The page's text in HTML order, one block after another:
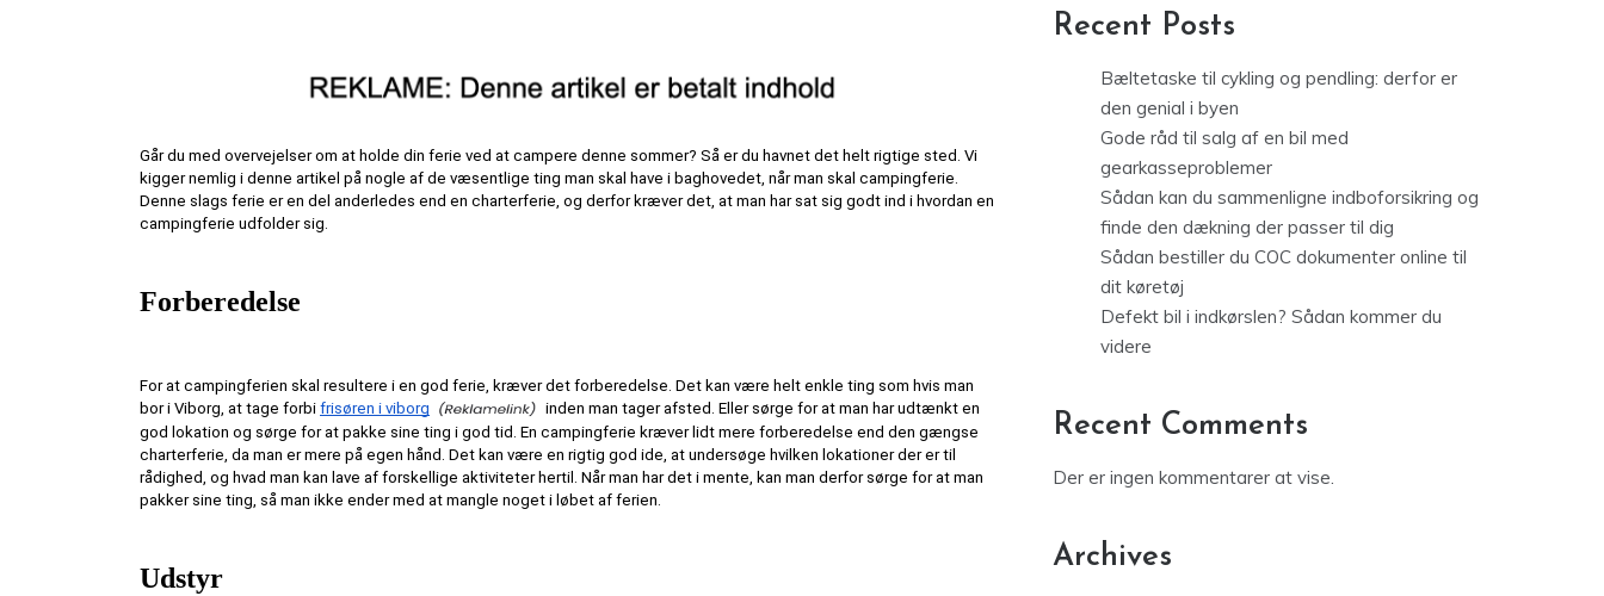
Går du med overvejelser om at holde din ferie ved at campere denne sommer? Så er du havnet det helt rigtige sted. Vi
kigger nemlig i denne artikel på nogle af de væsentlige ting man skal have i baghovedet, når man skal campingferie.
Denne slags ferie er en del anderledes end en charterferie, og derfor kræver det, at man har sat sig godt ind i hvordan en
campingferie udfolder sig.
Forberedelse
For at campingferien skal resultere i en god ferie, kræver det forberedelse. Det kan være helt enkle ting som hvis man
bor i Viborg, at tage forbi frisøren i viborg
inden man tager afsted. Eller sørge for at man har udtænkt en
god lokation og sørge for at pakke sine ting i god tid. En campingferie kræver lidt mere forberedelse end den gængse
charterferie, da man er mere på egen hånd. Det kan være en rigtig god ide, at undersøge hvilken lokationer der er til
rådighed, og hvad man kan lave af forskellige aktiviteter hertil. Når man har det i mente, kan man derfor sørge for at man
pakker sine ting, så man ikke ender med at mangle noget i løbet af ferien.
Udstyr
Recent Posts
Bæltetaske til cykling og pendling: derfor er
den genial i byen
Gode råd til salg af en bil med
gearkasseproblemer
Sådan kan du sammenligne indboforsikring og
finde den dækning der passer til dig
Sådan bestiller du COC dokumenter online til
dit køretøj
Defekt bil i indkørslen? Sådan kommer du
videre
Recent Comments
Der er ingen kommentarer at vise.
Archives